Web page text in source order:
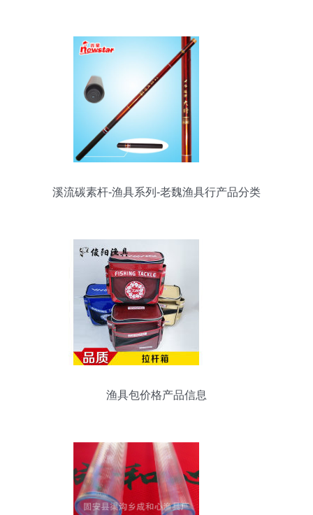
溪流碳素杆-渔具系列-老魏渔具行产品分类
渔具包价格产品信息